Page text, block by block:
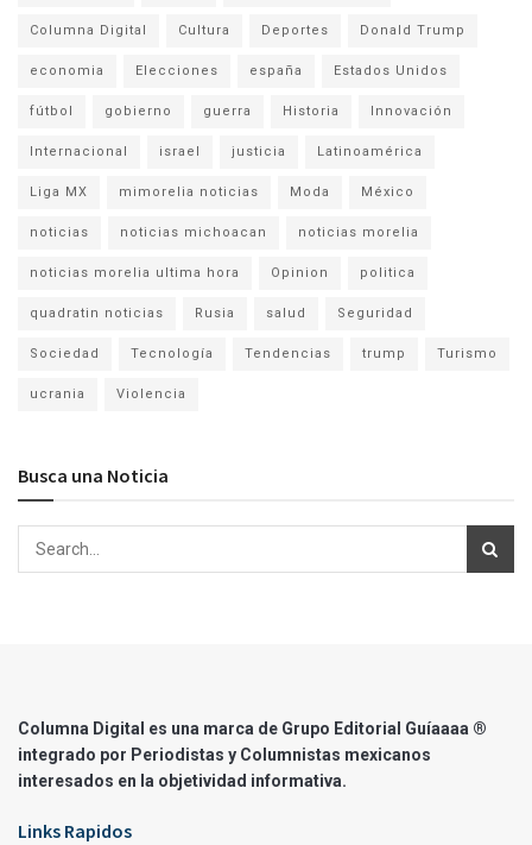
Columna Digital Cultura Deportes Donald Trump
economia Elecciones españa Estados Unidos
fútbol gobierno guerra Historia Innovación
Internacional israel justicia Latinoamérica
Liga MX mimorelia noticias Moda México
noticias noticias michoacan noticias morelia
noticias morelia ultima hora Opinion politica
quadratin noticias Rusia salud Seguridad
Sociedad Tecnología Tendencias trump Turismo
ucrania Violencia
Busca una Noticia
Columna Digital es una marca de Grupo Editorial Guíaaaa ®
integrado por Periodistas y Columnistas mexicanos
interesados en la objetividad informativa.
Links Rapidos